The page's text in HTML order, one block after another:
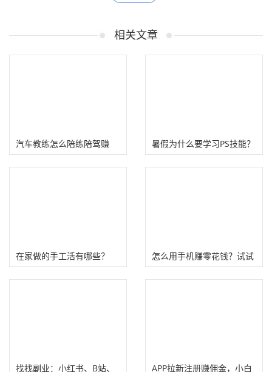
相关文章
汽车教练怎么陪练陪驾赚
钱？老司机兼职赚钱项目
暑假为什么要学习PS技能？
（看看怎么用PS搞钱）
在家做的手工活有哪些？
（分享十个不错的手工兼
怎么用手机赚零花钱？试试
做任务、网络调查赚钱
找找副业：小红书、B站、 APP拉新注册赚佣金，小白